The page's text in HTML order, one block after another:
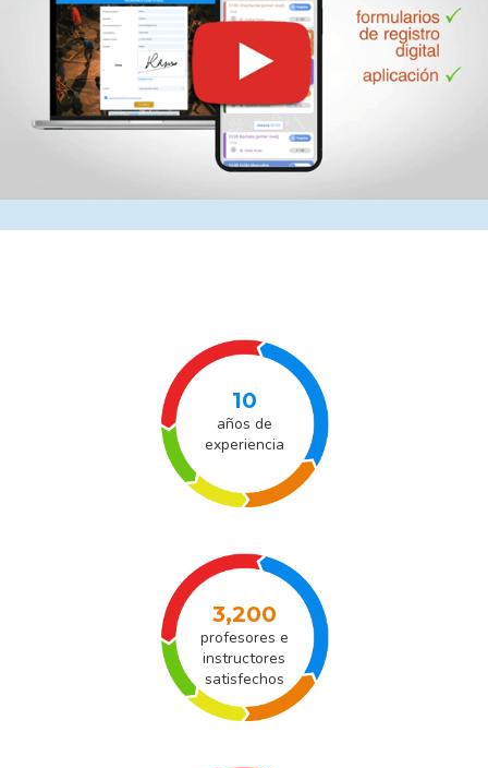
10
años de
experiencia
3,200
profesores e
instructores
satisfechos